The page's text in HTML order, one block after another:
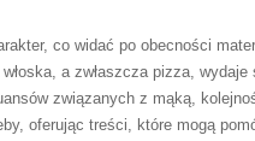
co widać po obecności
a zwłaszcza pizza,
związanych z mąką,
oferując treści, które mogą